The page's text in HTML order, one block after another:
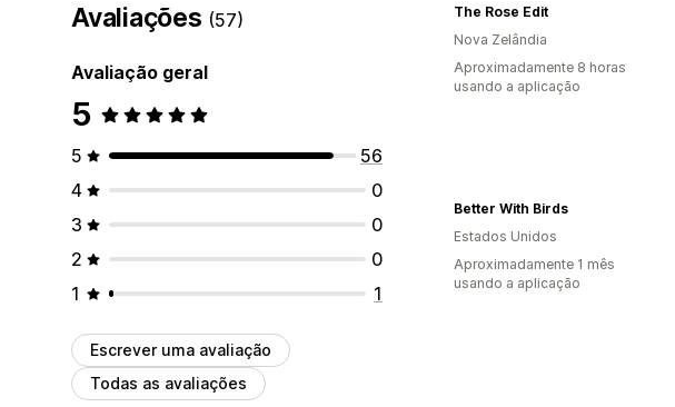
Avaliações (57)
Avaliação geral
5
5
56
4
0
3
0
2
0
1
1
Escrever uma avaliação
Todas as avaliações
The Rose Edit
Nova Zelândia
Aproximadamente 8 horas
usando a aplicação
Better With Birds
Estados Unidos
Aproximadamente 1 mês
usando a aplicação